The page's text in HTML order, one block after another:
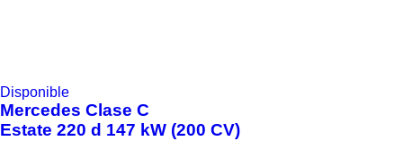
Disponible
Mercedes Clase C
Estate 220 d 147 kW (200 CV)